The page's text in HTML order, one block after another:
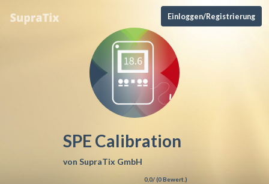
Einloggen/Registrierung
SPE Calibration
von SupraTix GmbH
0,0/ (0Bewert.)